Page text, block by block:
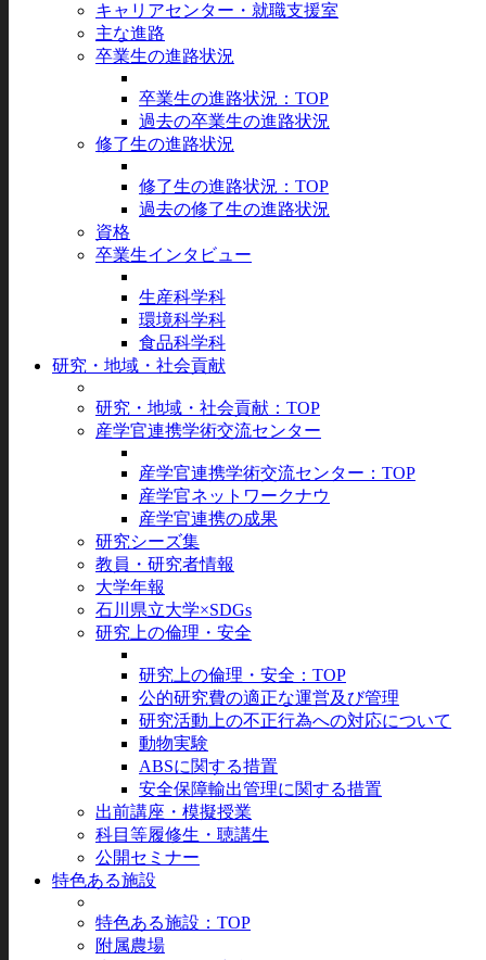
キャリアセンター・就職支援室
主な進路
卒業生の進路状況
卒業生の進路状況：TOP
過去の卒業生の進路状況
修了生の進路状況
修了生の進路状況：TOP
過去の修了生の進路状況
資格
卒業生インタビュー
生産科学科
環境科学科
食品科学科
研究・地域・社会貢献
研究・地域・社会貢献：TOP
産学官連携学術交流センター
産学官連携学術交流センター：TOP
産学官ネットワークナウ
産学官連携の成果
研究シーズ集
教員・研究者情報
大学年報
石川県立大学×SDGs
研究上の倫理・安全
研究上の倫理・安全：TOP
公的研究費の適正な運営及び管理
研究活動上の不正行為への対応について
動物実験
ABSに関する措置
安全保障輸出管理に関する措置
出前講座・模擬授業
科目等履修生・聴講生
公開セミナー
特色ある施設
特色ある施設：TOP
附属農場